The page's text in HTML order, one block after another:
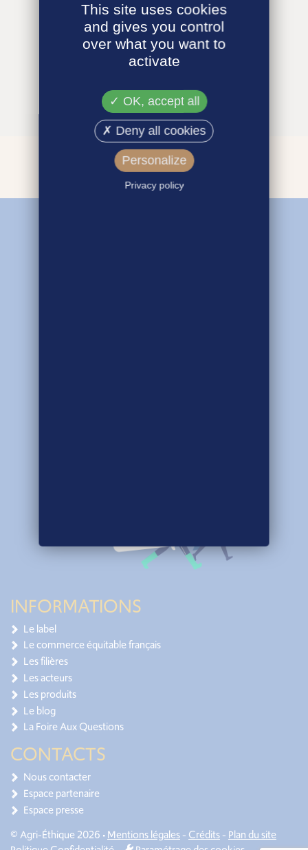
INFORMATIONS
Le label
Le commerce équitable français
Les filières
Les acteurs
Les produits
Le blog
La Foire Aux Questions
CONTACTS
Nous contacter
Espace partenaire
Espace presse
© Agri-Éthique 2026 •Mentions légales- Crédits- Plan du site
This site uses cookies
and gives you control
over what you want to
activate
OK, accept all
Deny all cookies
Personalize
Privacy policy